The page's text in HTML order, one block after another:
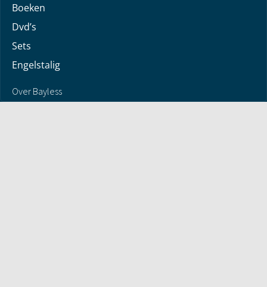
Boeken
Dvd’s
Sets
Engelstalig
Over Bayless